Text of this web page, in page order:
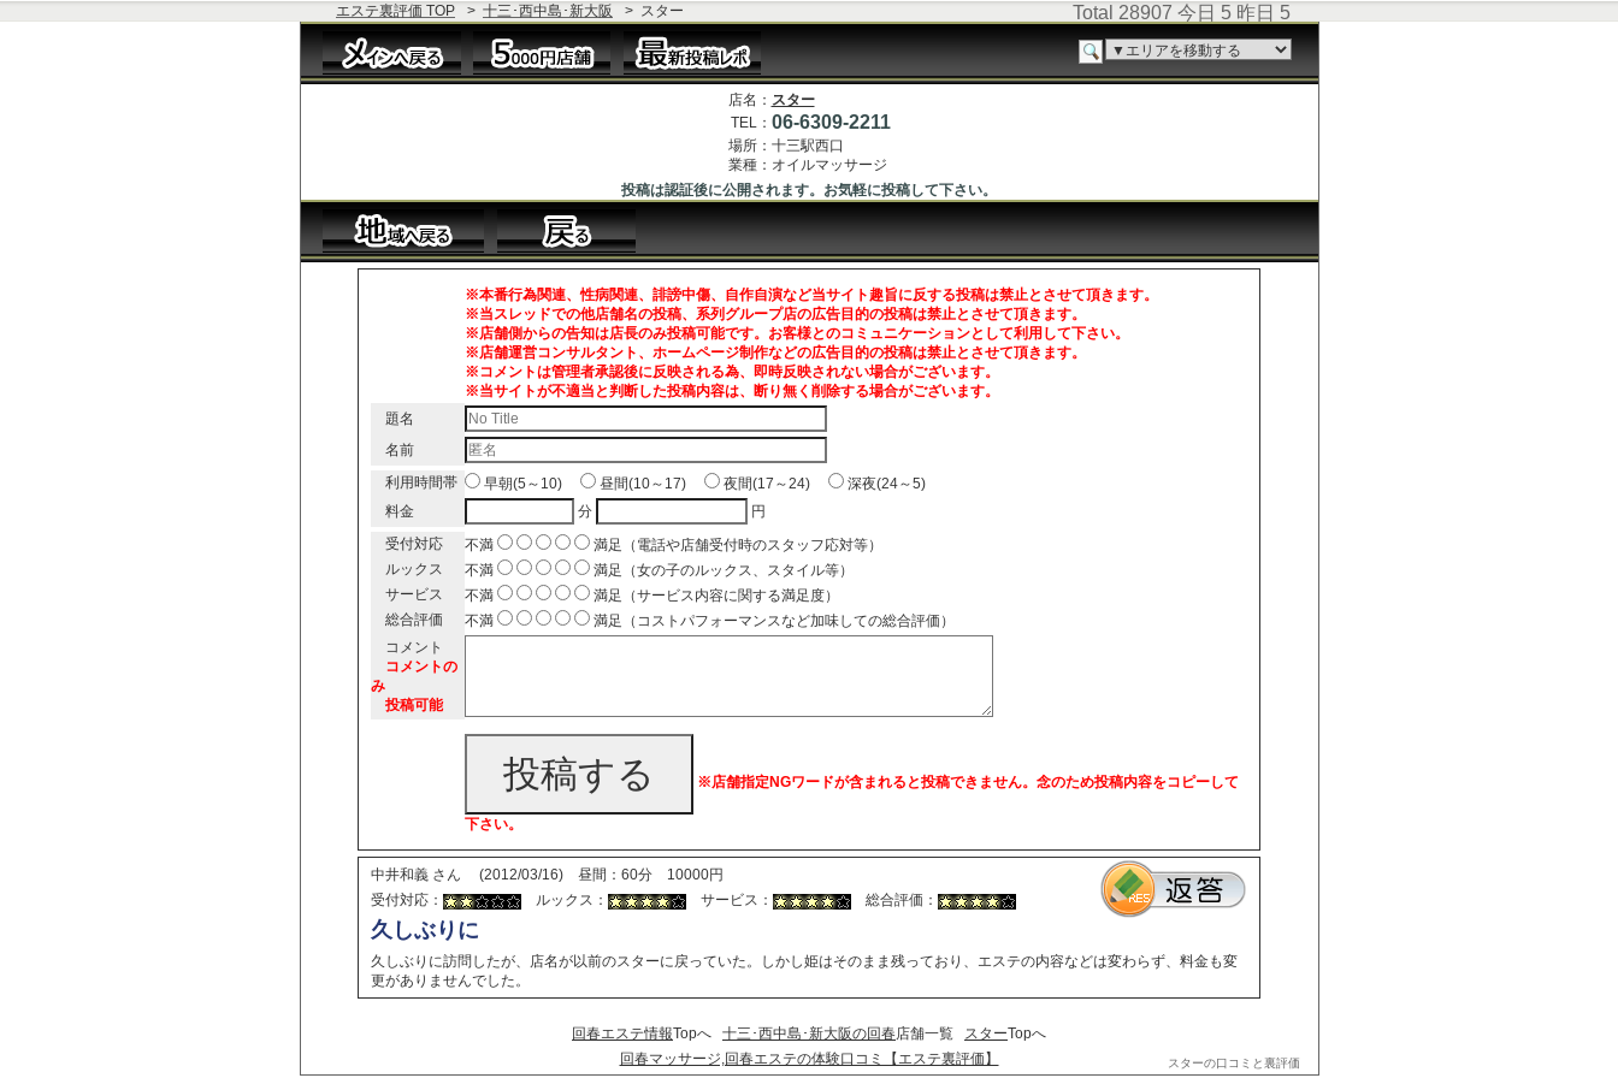
エステ裏評価 TOP > 十三･西中島･新大阪 > スター Total 28907 今日 5 昨日 5
スターの口コミと裏評価
店名： スター
TEL： 06-6309-2211
場所： 十三駅西口
業種： オイルマッサージ
投稿は認証後に公開されます。お気軽に投稿して下さい。
※本番行為関連、性病関連、誹謗中傷、自作自演など当サイト趣旨に反する投稿は禁止とさせて頂きます。
※当スレッドでの他店舗名の投稿、系列グループ店の広告目的の投稿は禁止とさせて頂きます。
※店舗側からの告知は店長のみ投稿可能です。お客様とのコミュニケーションとして利用して下さい。
※店舗運営コンサルタント、ホームページ制作などの広告目的の投稿は禁止とさせて頂きます。
※コメントは管理者承認後に反映される為、即時反映されない場合がございます。
※当サイトが不適当と判断した投稿内容は、断り無く削除する場合がございます。
題名
名前
利用時間帯
早朝(5～10) 昼間(10～17) 夜間(17～24)
深夜(24～5)
料金
分
円
受付対応
不満
満足（電話や店舗受付時のスタッフ応対等）
ルックス
不満
満足（女の子のルックス、スタイル等）
サービス
不満
満足（サービス内容に関する満足度）
総合評価
不満
満足（コストパフォーマンスなど加味しての総合評価）
コメント
コメントの
み
投稿可能
投稿する ※店舗指定NGワードが含まれると投稿できません。念のため投稿内容をコピーして
下さい。
中井和義 さん
(2012/03/16) 昼間：60分 10000円
受付対応：
ルックス： サービス： 総合評価：
久しぶりに
久しぶりに訪問したが、店名が以前のスターに戻っていた。しかし姫はそのまま残っており、エステの内容などは変わらず、料金も変
更がありませんでした。
回春エステ情報Topへ 十三･西中島･新大阪の回春店舗一覧 スターTopへ
回春マッサージ,回春エステの体験口コミ【エステ裏評価】